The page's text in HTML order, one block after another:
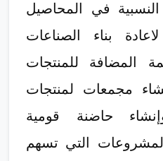
النسبية في المحاصيل
بناء الصناعات
المضافة للمنتجات
مجمعات لمنتجات
وإنشاء حاضنة قومية
التي تسهم